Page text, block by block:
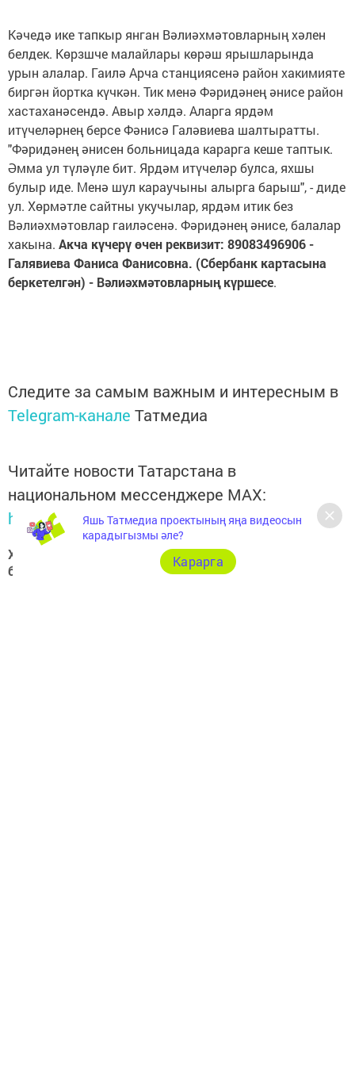
Кәчедә ике тапкыр янган Вәлиәхмәтовларның хәлен
белдек. Көрзшче малайлары көрәш ярышларында
урын алалар. Гаилә Арча станциясенә район хакимияте
биргән йортка күчкән. Тик менә Фәридәнең әнисе район
хастаханәсендә. Авыр хәлдә. Аларга ярдәм
итүчеләрнең берсе Фәнисә Галәвиева шалтыратты.
"Фәридәнең әнисен больницада карарга кеше таптык.
Әмма ул түләүле бит. Ярдәм итүчеләр булса, яхшы
булыр иде. Менә шул караучыны алырга барыш", - диде
ул. Хөрмәтле сайтны укучылар, ярдәм итик без
Вәлиәхмәтовлар гаиләсенә. Фәридәнең әнисе, балалар
хакына. Акча күчерү өчен реквизит: 89083496906 -
Галявиева Фаниса Фанисовна. (Сбербанк картасына
беркетелгән) - Вәлиәхмәтовларның күршесе.
Следите за самым важным и интересным в
Telegram-канале Татмедиа
Читайте новости Татарстана в
национальном мессенджере MАХ:
https://max.ru/tatmedia
Хәзер Арча һәм Арча районы яңалыкларын
безнең
Telegram-каналданда белә аласыз
Яшь Татмедиа проектының яңа видеосын
карадыгызмы әле?
Карарга